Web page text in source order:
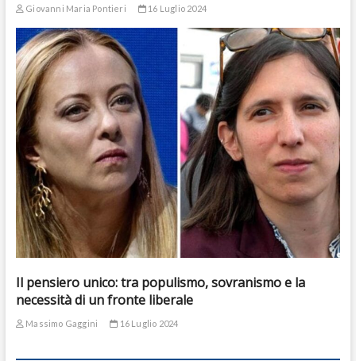
Giovanni Maria Pontieri 16 Luglio 2024
Il pensiero unico: tra populismo, sovranismo e la
necessità di un fronte liberale
Massimo Gaggini 16 Luglio 2024